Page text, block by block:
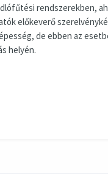
rendszerekben,
előkeverő
de ebben az
helyén.